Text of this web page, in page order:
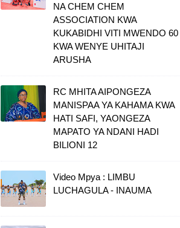
NA CHEM CHEM
ASSOCIATION KWA
KUKABIDHI VITI MWENDO 60
KWA WENYE UHITAJI
ARUSHA
RC MHITA AIPONGEZA
MANISPAA YA KAHAMA KWA
HATI SAFI, YAONGEZA
MAPATO YA NDANI HADI
BILIONI 12
Video Mpya : LIMBU
LUCHAGULA - INAUMA